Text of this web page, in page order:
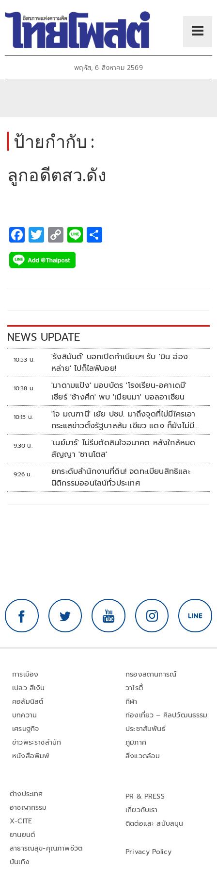
พฤหัส, 6 สิงหาคม 2569
ป้ายกำกับ :
ลูกอดีตสว.ดัง
F
ac
e
k
T
wi
tt
C
o
p
k
Li
NEWS UPDATE
10:53 น.
'รังสิมันต์' บอกเปิดทำเนียบฯ รับ 'มิน อ่อง
หล่าย' ไปก็ไลฟ์บอย!
10:38 น.
'มาดามแป้ง' มอบบัตร 'โรงเรียน-อคาเดมี'
เชียร์ 'ช้างศึก' พบ 'เมียนมา' บอลอาเซียน
10:15 น.
'โจ มณฑานี' เย้ย ปชป. มาถึงจุดที่ไม่มีใครเอา
กระแสข่าวตั้งรัฐบาลส้ม เขียว แดง ก็ยังไม่มีฟ้า
เลย
9:30 น.
'เนย์มาร์' ไม่รีบตัดสินใจอนาคต หลังใกล้หมด
สัญญา 'ซานโตส'
9:26 น.
ยกระดับสำนักงานที่ดิน! จดทะเบียนสิทธิและ
นิติกรรมออนไลน์ทั่วประเทศ
การเมือง
เปลว สีเงิน
คอลัมนิสต์
บทความ
เศรษฐกิจ
ข่าวพระราชสำนัก
หนังสือพิมพ์
กรองสถานการณ์
วาไรตี้
กีฬา
ท่องเที่ยว – ศิลปวัฒนธรรม
ประชาสัมพันธ์
ภูมิภาค
สิ่งแวดล้อม
ต่างประเทศ
อาชญากรรม
X-CITE
ยานยนต์
สาธารณสุข-คุณภาพชีวิต
บันเทิง
PR & PRESS
เกี่ยวกับเรา
ติดต่อและ สนับสนุน
Privacy Policy